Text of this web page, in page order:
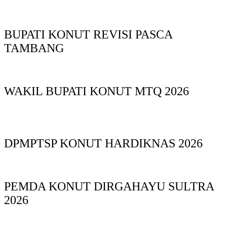
BUPATI KONUT REVISI PASCA
TAMBANG
WAKIL BUPATI KONUT MTQ 2026
DPMPTSP KONUT HARDIKNAS 2026
PEMDA KONUT DIRGAHAYU SULTRA
2026